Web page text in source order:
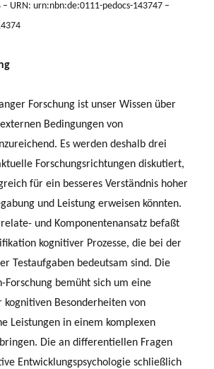
– URN: urn:nbn:de:0111-pedocs-143747 –
Forschung ist unser Wissen über
Bedingungen von
Es werden deshalb drei
Forschungsrichtungen diskutiert,
für ein besseres Verständnis hoher
und Leistung erweisen könnten.
und Komponentenansatz befaßt
kognitiver Prozesse, die bei der
Testaufgaben bedeutsam sind. Die
Forschung bemüht sich um eine
kognitiven Besonderheiten von
Leistungen in einem komplexen
Die an differentiellen Fragen
Entwicklungspsychologie schließlich